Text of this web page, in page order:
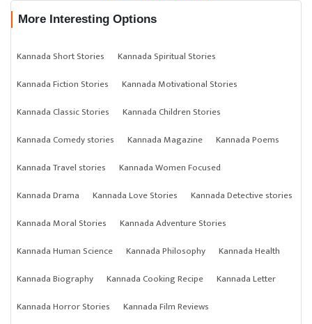
More Interesting Options
Kannada Short Stories
Kannada Spiritual Stories
Kannada Fiction Stories
Kannada Motivational Stories
Kannada Classic Stories
Kannada Children Stories
Kannada Comedy stories
Kannada Magazine
Kannada Poems
Kannada Travel stories
Kannada Women Focused
Kannada Drama
Kannada Love Stories
Kannada Detective stories
Kannada Moral Stories
Kannada Adventure Stories
Kannada Human Science
Kannada Philosophy
Kannada Health
Kannada Biography
Kannada Cooking Recipe
Kannada Letter
Kannada Horror Stories
Kannada Film Reviews